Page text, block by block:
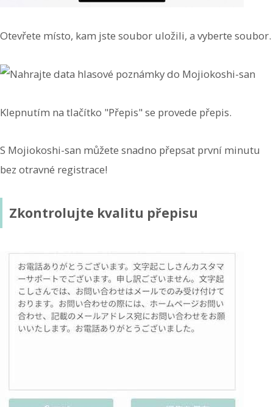
Otevřete místo, kam jste soubor uložili, a vyberte soubor.
Klepnutím na tlačítko "Přepis" se provede přepis.
S Mojiokoshi-san můžete snadno přepsat první minutu
bez otravné registrace!
Zkontrolujte kvalitu přepisu